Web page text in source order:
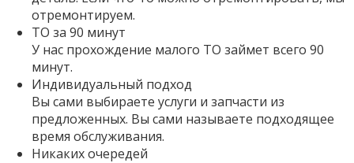
отремонтируем.
ТО за 90 минут
У нас прохождение малого ТО займет всего 90
минут.
Индивидуальный подход
Вы сами выбираете услуги и запчасти из
предложенных. Вы сами называете подходящее
время обслуживания.
Никаких очередей